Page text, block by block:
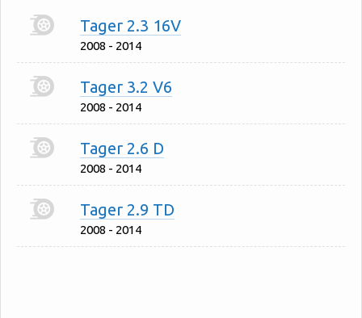
Tager 2.3 16V
2008 - 2014
Tager 3.2 V6
2008 - 2014
Tager 2.6 D
2008 - 2014
Tager 2.9 TD
2008 - 2014